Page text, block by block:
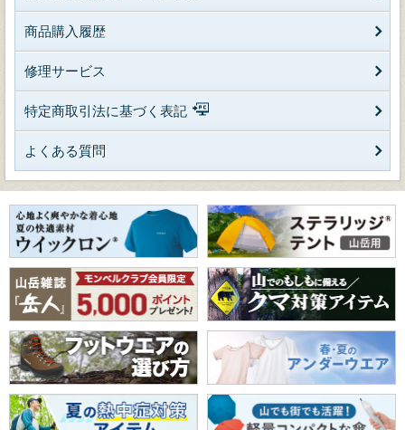
商品購入履歴
修理サービス
特定商取引法に基づく表記
よくある質問